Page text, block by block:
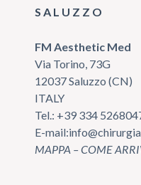
SALUZZO
FM Aesthetic Med
Via Torino, 73G
12037 Saluzzo (CN)
ITALY
Tel.: +39 334
E-mail:
MAPPA – COME